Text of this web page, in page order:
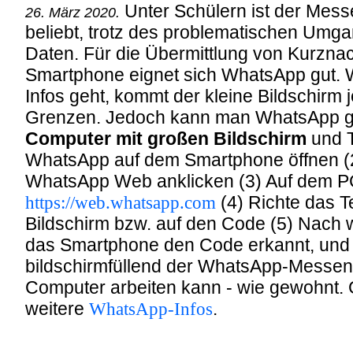
26. März 2020. Unter Schülern ist der
beliebt, trotz des problematischen
Daten. Für die Übermittlung von
Smartphone eignet sich WhatsApp gut.
Infos geht, kommt der kleine Bildschirm
Grenzen. Jedoch kann man WhatsApp
Computer mit großen Bildschirm und
WhatsApp auf dem Smartphone öffnen
WhatsApp Web anklicken (3) Auf dem
https://web.whatsapp.com (4) Richte das
Bildschirm bzw. auf den Code (5) Nach
das Smartphone den Code erkannt,
bildschirmfüllend der WhatsApp-
Computer arbeiten kann - wie gewohnt.
weitere WhatsApp-Infos.